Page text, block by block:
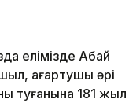
елімізде Абай
ағартушы әрі
туғанына 181 жыл